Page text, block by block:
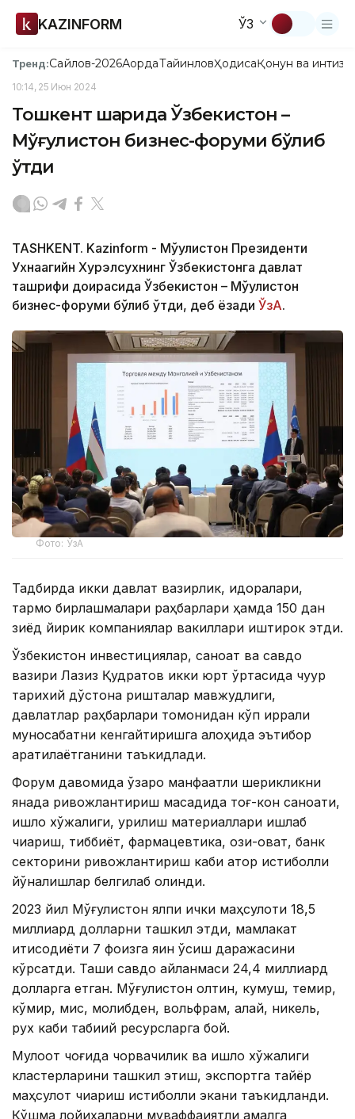
KAZINFORM ЎЗ
Тренд:Сайлов-2026АқордаТайинловҲодисаҚонун ва
10:14, 25 Июн 2024
Тошкент шаҳрида Ўзбекистон –
Мўғулистон бизнес-форуми бўлиб
ўтди
TASHKENT. Kazinform - Мўғулистон Президенти
Ухнаагийн Хурэлсухнинг Ўзбекистонга давлат
ташрифи доирасида Ўзбекистон – Мўғулистон
бизнес-форуми бўлиб ўтди, деб ёзади ЎзА.
Фото: ЎзА
Тадбирда икки давлат вазирлик, идоралари,
тармоқ бирлашмалари раҳбарлари ҳамда 150 дан
зиёд йирик компаниялар вакиллари иштирок этди.
Ўзбекистон инвестициялар, саноат ва савдо
вазири Лазиз Қудратов икки юрт ўртасида чуқур
тарихий дўстона ришталар мавжудлиги,
давлатлар раҳбарлари томонидан кўп қиррали
муносабатни кенгайтиришга алоҳида эътибор
қаратилаётганини таъкидлади.
Форум давомида ўзаро манфаатли шерикликни
янада ривожлантириш мақсадида тоғ-кон саноати,
қишлоқ хўжалиги, қурилиш материаллари ишлаб
чиқариш, тиббиёт, фармацевтика, озиқ-овқат, банк
секторини ривожлантириш каби қатор истиқболли
йўналишлар белгилаб олинди.
2023 йил Мўғулистон ялпи ички маҳсулоти 18,5
миллиард долларни ташкил этди, мамлакат
иқтисодиёти 7 фоизга яқин ўсиш даражасини
кўрсатди. Ташқи савдо айланмаси 24,4 миллиард
долларга етган. Мўғулистон олтин, кумуш, темир,
кўмир, мис, молибден, вольфрам, қалай, никель,
рух каби табиий ресурсларга бой.
Мулоқот чоғида чорвачилик ва қишлоқ хўжалиги
кластерларини ташкил этиш, экспортга тайёр
маҳсулот чиқариш истиқболли экани таъкидланди.
Қўшма лойиҳаларни муваффақиятли амалга